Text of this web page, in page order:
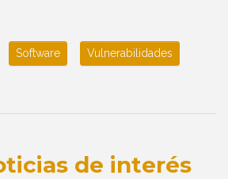
Software Vulnerabilidades
de interés